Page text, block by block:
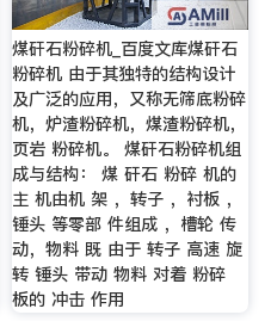
煤矸石粉碎机_百度文库煤矸石
粉碎机 由于其独特的结构设计
及广泛的应用，又称无筛底粉碎
机，炉渣粉碎机，煤渣粉碎机，
页岩 粉碎机。 煤矸石粉碎机组
成与结构： 煤 矸石 粉碎 机的
主 机由机 架 ，转子 ，衬板 ，
锤头 等零部 件组成 ，槽轮 传
动，物料 既 由于 转子 高速 旋
转 锤头 带动 物料 对着 粉碎
板的 冲击 作用